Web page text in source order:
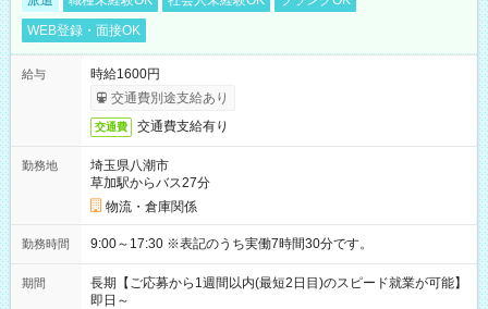
WEB登録・面接OK
給与
時給1600円
交通費別途支給あり
交通費 交通費支給有り
勤務地
埼玉県八潮市
草加駅からバス27分
物流・倉庫関係
勤務時間 9:00～17:30 ※表記のうち実働7時間30分です。
期間
長期【ご応募から1週間以内(最短2日目)のスピード就業が可能】
即日～